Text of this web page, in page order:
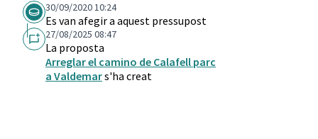
30/09/2020 10:24
Es van afegir a aquest pressupost
27/08/2025 08:47
La proposta
Arreglar el camino de Calafell parc
a Valdemars'ha creat